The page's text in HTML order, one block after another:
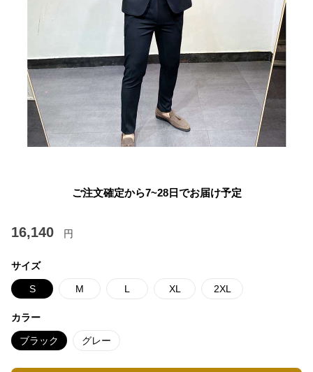
ご注文確定から7~28日でお届け予定
16,140 円
サイズ
S M L XL 2XL
カラー
ブラック グレー